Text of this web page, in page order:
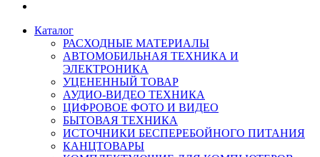
Каталог
РАСХОДНЫЕ МАТЕРИАЛЫ
АВТОМОБИЛЬНАЯ ТЕХНИКА И
ЭЛЕКТРОНИКА
УЦЕНЕННЫЙ ТОВАР
АУДИО-ВИДЕО ТЕХНИКА
ЦИФРОВОЕ ФОТО И ВИДЕО
БЫТОВАЯ ТЕХНИКА
ИСТОЧНИКИ БЕСПЕРЕБОЙНОГО ПИТАНИЯ
КАНЦТОВАРЫ